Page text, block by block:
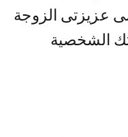
عزيزتى الزوجة
الشخصية